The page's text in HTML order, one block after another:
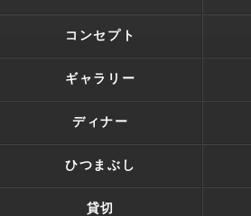
コンセプト
ギャラリー
ディナー
ひつまぶし
貸切